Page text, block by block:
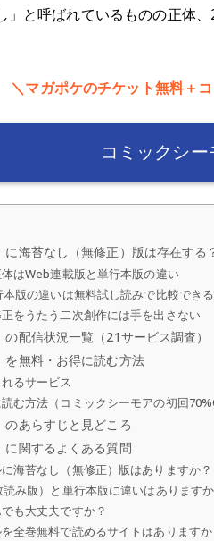
」と呼ばれているものの正体
＼マガポケのチケット無料＋
コミックシ
に海苔なし（無修正）版は存在する
体はWeb連載版と単行本版の違い
版の違いは無料試し読みで比較できる
をうたう二次創作には手を出さない
の配信状況一覧（21サービス調査）
を無料・お得に読む方法
るサービス
む方法（コミックシーモアの初回
のあらすじと見どころ
に関するよくある質問
海苔なし（無修正）版はありますか？
み版）と単行本版に違いはありますか
も大丈夫ですか？
全巻無料で読めるサイトはありますか